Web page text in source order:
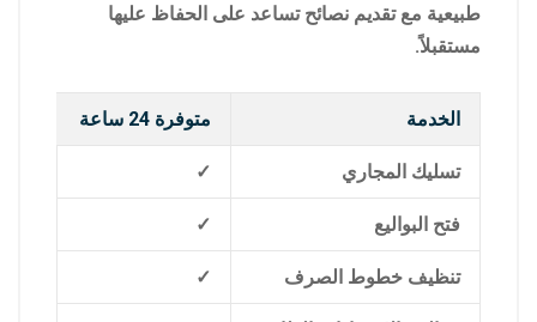
طبيعية مع تقديم نصائح تساعد على الحفاظ عليها
مستقبلاً.
الخدمة متوفرة 24 ساعة
تسليك المجاري ✓
فتح البواليع ✓
تنظيف خطوط الصرف ✓